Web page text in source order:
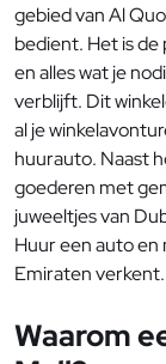
gebied van Al
bedient. Het is de
en alles wat je
verblijft. Dit
al je
huurauto. Naast
goederen met
juweeltjes van
Huur een auto en
Emiraten verkent.
Waarom